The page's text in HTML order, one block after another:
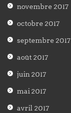
novembre 2017
octobre 2017
septembre 2017
août 2017
juin 2017
mai 2017
avril 2017